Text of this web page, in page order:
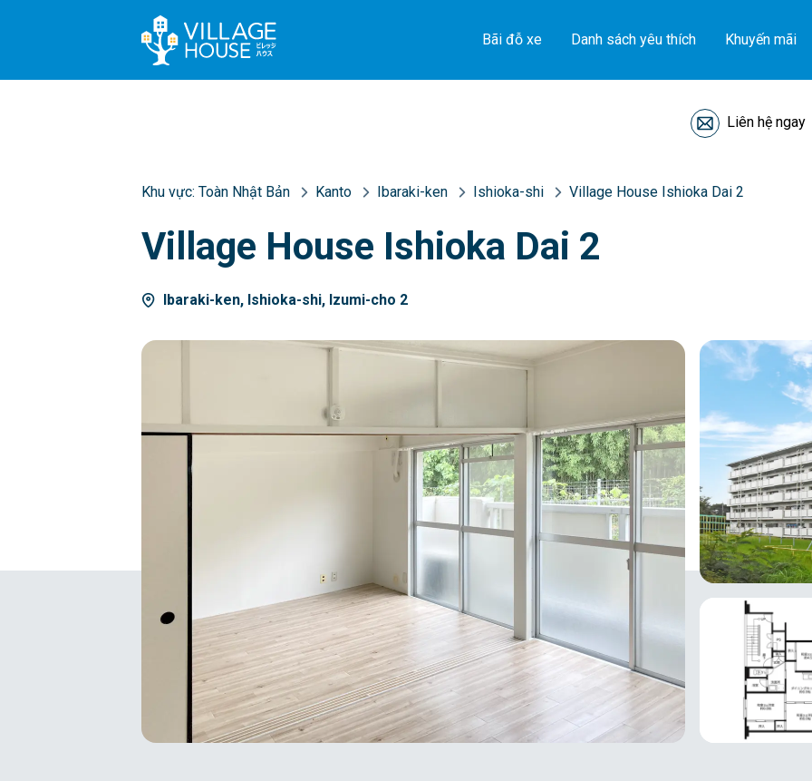
Bãi đỗ xe Danh sách yêu thích Khuyến mãi
Liên hệ ngay
Khu vực: Toàn Nhật Bản Kanto Ibaraki-ken Ishioka-shi Village House Ishioka Dai 2
Village House Ishioka Dai 2
Ibaraki-ken, Ishioka-shi, Izumi-cho 2